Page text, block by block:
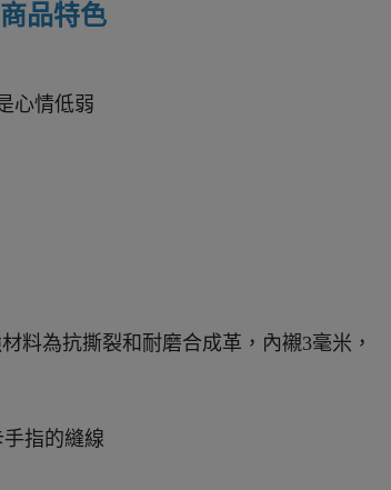
品特色
心情低弱
料為抗撕裂和耐磨合成革，內襯3毫米，
指的縫線